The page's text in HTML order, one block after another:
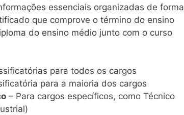
essenciais organizadas de forma
que comprove o término do ensino
do ensino médio junto com o curso
para todos os cargos
para a maioria dos cargos
– Para cargos específicos, como Técnico